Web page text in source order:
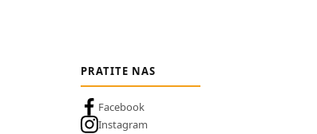
PRATITE NAS
Facebook
Instagram